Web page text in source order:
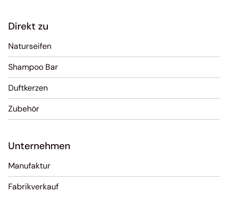
Direkt zu
Naturseifen
Shampoo Bar
Duftkerzen
Zubehör
Unternehmen
Manufaktur
Fabrikverkauf